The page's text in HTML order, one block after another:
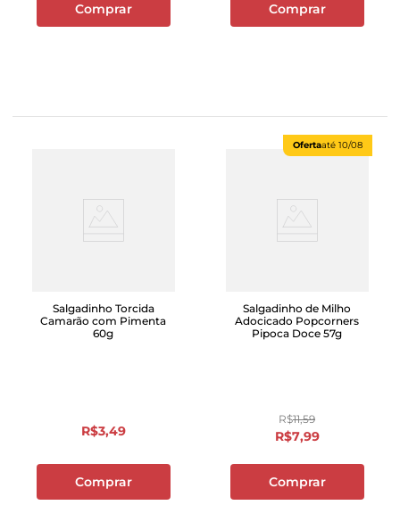
Comprar Comprar
Salgadinho Torcida
Camarão com Pimenta
60g
R$3,49
Comprar
Ofertaaté 10/08
Salgadinho de Milho
Adocicado Popcorners
Pipoca Doce 57g
R$11,59
R$7,99
Comprar